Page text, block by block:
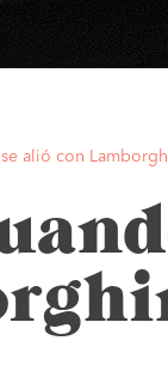
alió con